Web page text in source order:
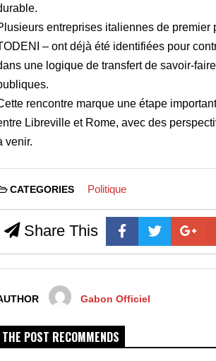
entreprises italiennes de
– ont déjà été identifiées pour
une logique de transfert de savoir-
rencontre marque une étape
Libreville et Rome, avec des
venir.
CATEGORIES Politique
Share This
Gabon Officiel
THE POST RECOMMENDS